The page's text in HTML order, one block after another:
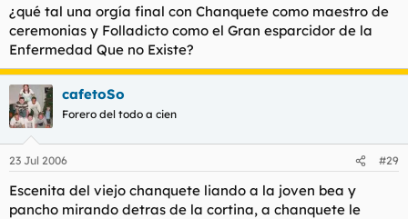
¿qué tal una orgía final con Chanquete como maestro de
ceremonias y Folladicto como el Gran esparcidor de la
Enfermedad Que no Existe?
cafetoSo
Forero del todo a cien
23 Jul 2006 #29
Escenita del viejo chanquete liando a la joven bea y
pancho mirando detras de la cortina, a chanquete le